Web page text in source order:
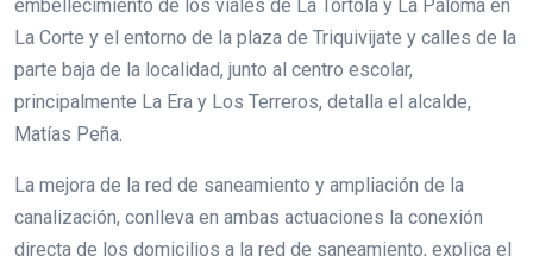
embellecimiento de los viales de La Tórtola y La Paloma en
La Corte y el entorno de la plaza de Triquivijate y calles de la
parte baja de la localidad, junto al centro escolar,
principalmente La Era y Los Terreros, detalla el alcalde,
Matías Peña.
La mejora de la red de saneamiento y ampliación de la
canalización, conlleva en ambas actuaciones la conexión
directa de los domicilios a la red de saneamiento, explica el